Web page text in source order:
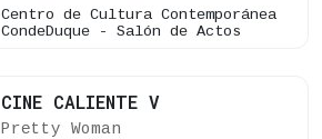
Centro de Cultura Contemporánea
CondeDuque - Salón de Actos
CINE CALIENTE V
Pretty Woman